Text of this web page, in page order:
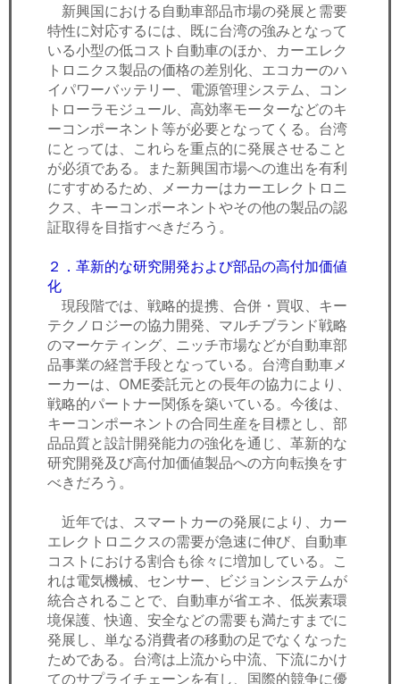
新興国における自動車部品市場の発展と需要
特性に対応するには、既に台湾の強みとなって
いる小型の低コスト自動車のほか、カーエレク
トロニクス製品の価格の差別化、エコカーのハ
イパワーバッテリー、電源管理システム、コン
トローラモジュール、高効率モーターなどのキ
ーコンポーネント等が必要となってくる。台湾
にとっては、これらを重点的に発展させること
が必須である。また新興国市場への進出を有利
にすすめるため、メーカーはカーエレクトロニ
クス、キーコンポーネントやその他の製品の認
証取得を目指すべきだろう。
２．革新的な研究開発および部品の高付加価値
化
現段階では、戦略的提携、合併・買収、キー
テクノロジーの協力開発、マルチブランド戦略
のマーケティング、ニッチ市場などが自動車部
品事業の経営手段となっている。台湾自動車メ
ーカーは、OME委託元との長年の協力により、
戦略的パートナー関係を築いている。今後は、
キーコンポーネントの合同生産を目標とし、部
品品質と設計開発能力の強化を通じ、革新的な
研究開発及び高付加価値製品への方向転換をす
べきだろう。
近年では、スマートカーの発展により、カー
エレクトロニクスの需要が急速に伸び、自動車
コストにおける割合も徐々に増加している。こ
れは電気機械、センサー、ビジョンシステムが
統合されることで、自動車が省エネ、低炭素環
境保護、快適、安全などの需要も満たすまでに
発展し、単なる消費者の移動の足でなくなった
ためである。台湾は上流から中流、下流にかけ
てのサプライチェーンを有し、国際的競争に優